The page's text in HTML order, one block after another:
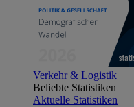
Verkehr & Logistik
Beliebte Statistiken
Aktuelle Statistiken